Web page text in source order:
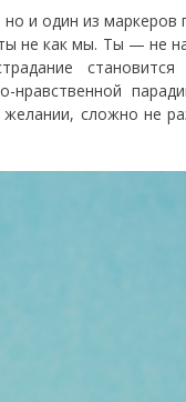
и один из маркеров
ты не как мы. Ты —
становится
нравственной
сложно не